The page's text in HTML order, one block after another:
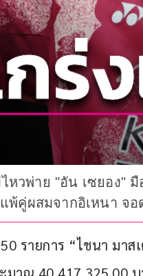
วพ่าย "อัน เซยอง"
พ้คู่ผสมจากอิเหนา จ
รายการ “ไชนา มาสเ